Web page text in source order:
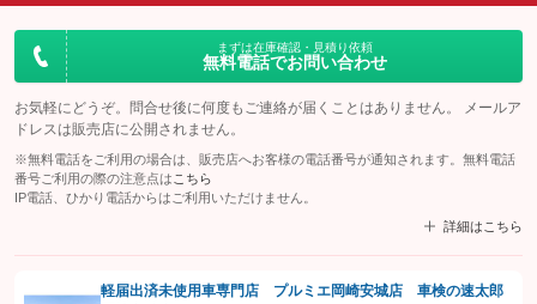
まずは在庫確認・見積り依頼
無料電話でお問い合わせ
お気軽にどうぞ。問合せ後に何度もご連絡が届くことはありません。 メールア
ドレスは販売店に公開されません。
※無料電話をご利用の場合は、販売店へお客様の電話番号が通知されます。無料電話
番号ご利用の際の注意点は こちら
IP電話、ひかり電話からはご利用いただけません。
詳細はこちら
軽届出済未使用車専門店 プルミエ岡崎安城店 車検の速太郎